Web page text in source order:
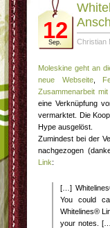
12
Sep. Christian
Moleskine geht an
neue Webseite,
Zusammenarbeit
eine Verknüpfung
vermarktet. Die
Hype ausgelöst.
Zumindest bei der
nachgezogen
Link:
[…]
You could
Whitelines®
your notes.